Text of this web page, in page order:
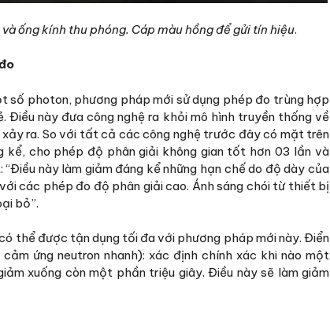
ống kính thu phóng. Cáp màu hồng để gửi tín hiệu.
số photon, phương pháp mới sử dụng phép đo trùng hợp
này đưa công nghệ ra khỏi mô hình truyền thống về
ra. So với tất cả các công nghệ trước đây có mặt trên
cho phép độ phân giải không gian tốt hơn 03 lần và
này làm giảm đáng kể những hạn chế do độ dày của
các phép đo độ phân giải cao. Ánh sáng chói từ thiết bị
bỏ”.
thể được tận dụng tối đa với phương pháp mới này. Điển
ứng neutron nhanh): xác định chính xác khi nào một
xuống còn một phần triệu giây. Điều này sẽ làm giảm